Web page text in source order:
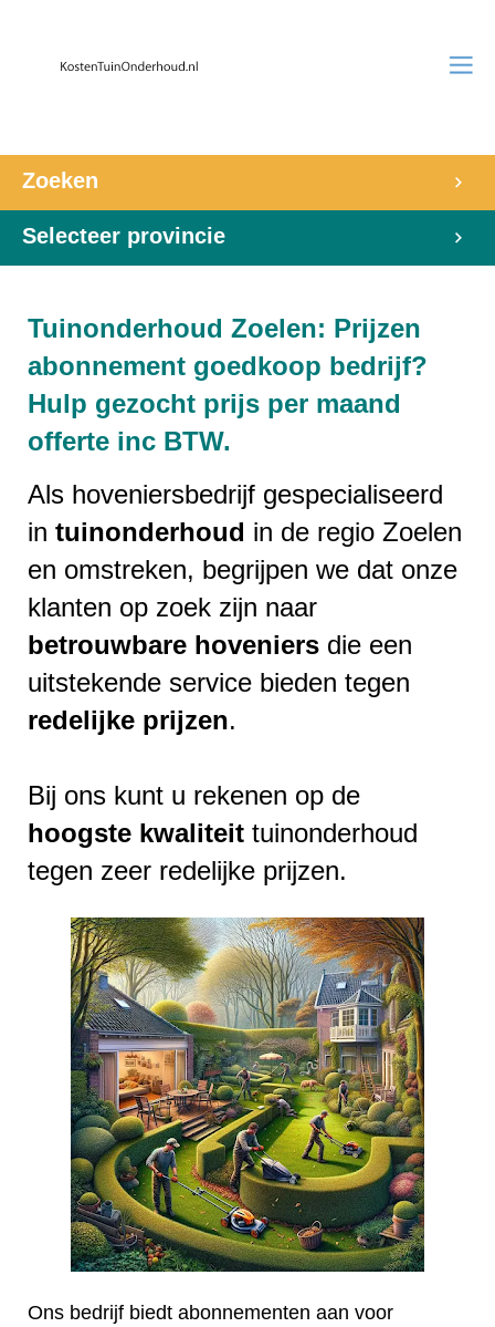
Zoeken
Selecteer provincie
Tuinonderhoud Zoelen: Prijzen
abonnement goedkoop bedrijf?
Hulp gezocht prijs per maand
offerte inc BTW.
Als hoveniersbedrijf gespecialiseerd
in tuinonderhoud in de regio Zoelen
en omstreken, begrijpen we dat onze
klanten op zoek zijn naar
betrouwbare hoveniers die een
uitstekende service bieden tegen
redelijke prijzen.
Bij ons kunt u rekenen op de
hoogste kwaliteit tuinonderhoud
tegen zeer redelijke prijzen.
Ons bedrijf biedt abonnementen aan voor